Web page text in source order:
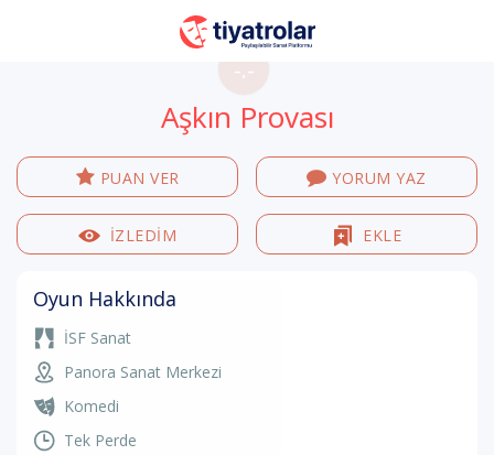
-.-
Aşkın Provası
PUAN VER YORUM YAZ
İZLEDİM EKLE
Oyun Hakkında
İSF Sanat
Panora Sanat Merkezi
Komedi
Tek Perde